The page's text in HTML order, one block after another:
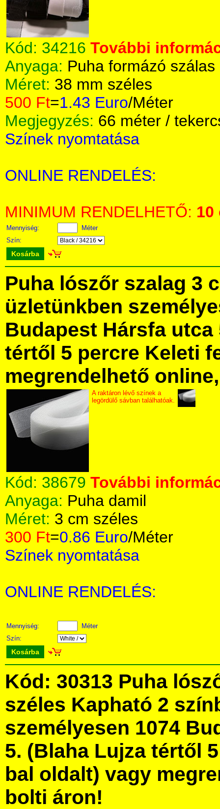
Kód: 34216 További
Anyaga: Puha formázó szálas
Méret: 38 mm széles
500 Ft=1.43 Euro/Méter
Megjegyzés: 66 méter /
Színek nyomtatása
ONLINE RENDELÉS:
MINIMUM RENDELHETŐ: 10
Mennyiség:
Méter
Szín:
Kosárba
Puha lószőr szalag 3
üzletünkben
Budapest Hársfa utca
tértől 5 percre Keleti
megrendelhető
A raktáron lévő színek a
legördülő sávban találhatóak.
Kód: 38679 További
Anyaga: Puha damil
Méret: 3 cm széles
300 Ft=0.86 Euro/Méter
Színek nyomtatása
ONLINE RENDELÉS:
Mennyiség:
Méter
Szín:
Kosárba
Kód: 30313 Puha
széles Kapható 2
személyesen 1074
5. (Blaha Lujza tértől
bal oldalt) vagy
bolti áron!